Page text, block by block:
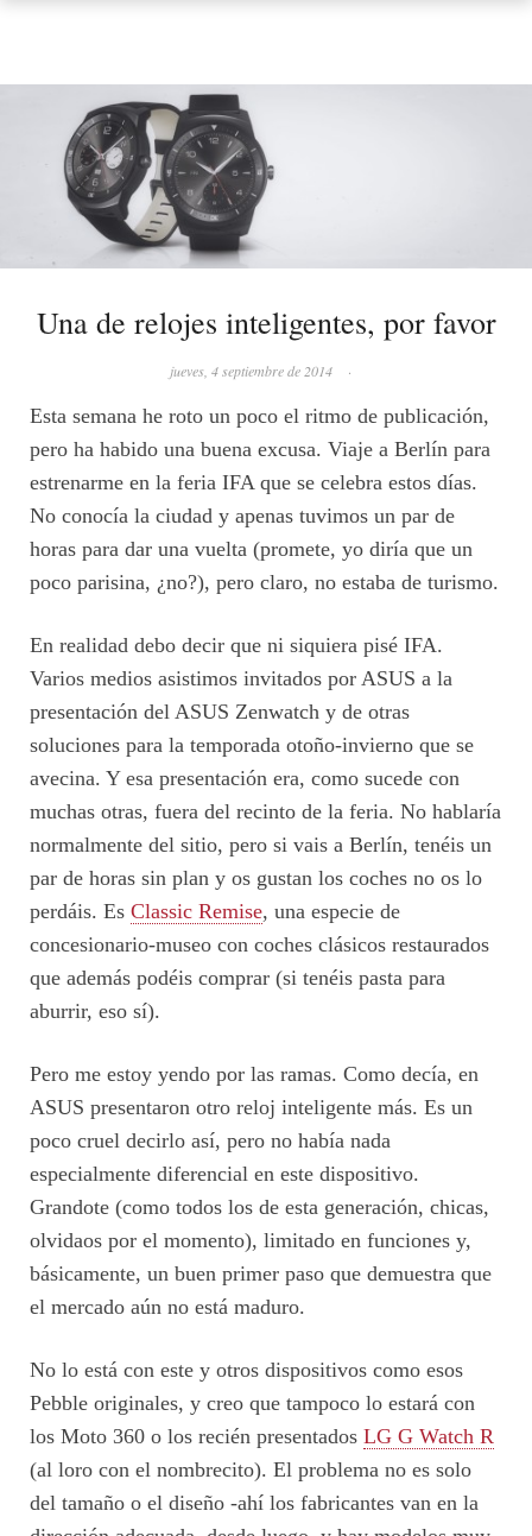
Una de relojes inteligentes, por favor
jueves, 4 septiembre de 2014 ·
Esta semana he roto un poco el ritmo de publicación,
pero ha habido una buena excusa. Viaje a Berlín para
estrenarme en la feria IFA que se celebra estos días.
No conocía la ciudad y apenas tuvimos un par de
horas para dar una vuelta (promete, yo diría que un
poco parisina, ¿no?), pero claro, no estaba de turismo.
En realidad debo decir que ni siquiera pisé IFA.
Varios medios asistimos invitados por ASUS a la
presentación del ASUS Zenwatch y de otras
soluciones para la temporada otoño-invierno que se
avecina. Y esa presentación era, como sucede con
muchas otras, fuera del recinto de la feria. No hablaría
normalmente del sitio, pero si vais a Berlín, tenéis un
par de horas sin plan y os gustan los coches no os lo
perdáis. Es Classic Remise, una especie de
concesionario-museo con coches clásicos restaurados
que además podéis comprar (si tenéis pasta para
aburrir, eso sí).
Pero me estoy yendo por las ramas. Como decía, en
ASUS presentaron otro reloj inteligente más. Es un
poco cruel decirlo así, pero no había nada
especialmente diferencial en este dispositivo.
Grandote (como todos los de esta generación, chicas,
olvidaos por el momento), limitado en funciones y,
básicamente, un buen primer paso que demuestra que
el mercado aún no está maduro.
No lo está con este y otros dispositivos como esos
Pebble originales, y creo que tampoco lo estará con
los Moto 360 o los recién presentados LG G Watch R
(al loro con el nombrecito). El problema no es solo
del tamaño o el diseño -ahí los fabricantes van en la